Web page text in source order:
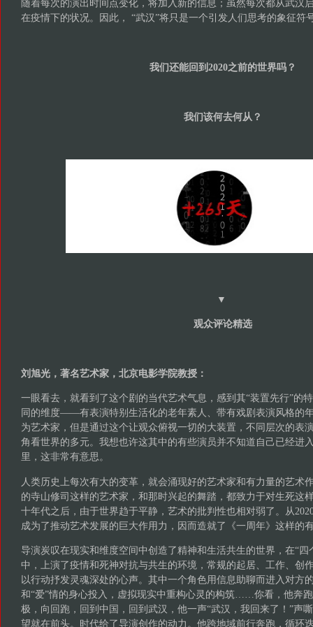
观众评论精选
刘旭光，著名艺术家，北京电影学院教授：
一眼看去，就看到了这个剧的当代艺术气息，感到其“装置先行”的
同的维度——有表演特别生活化的老年素人、带有戏剧表演风格的
为艺术家，但是通过这个让观众俯视一切的大装置，不同层次的表
角看世界的多元。我想也许这其中的有些演员并不知道自己已经进
的寺山修司这样的艺术家，和那时兴起的舞踏，都致力于对生死这
成为了推动艺术发展的巨大作用力，因而造就了《一周年》这样的
中，上演了疫情和死神对抗与共生的环境，常规的起居、工作、创
以行动抒发灵魂深处的心声。其中一个角色用信息助聊而进入对方
和“爱”情的身心投入，虚拟现实中重构心灵的构筑……你看，他奔
极，向回跑，回到中国，回到武汉，他一声“武汉，我回来了！”声
望就在前头。时代给了导演创作的动力。他跨地域前行奔跑，循环
试图与宇宙对话，将人与宇宙人的互换延伸到爱和未知的世界。